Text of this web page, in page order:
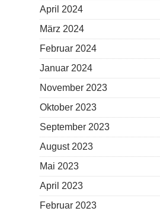
April 2024
März 2024
Februar 2024
Januar 2024
November 2023
Oktober 2023
September 2023
August 2023
Mai 2023
April 2023
Februar 2023